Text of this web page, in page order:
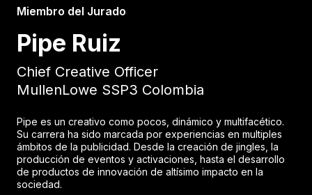
Miembro del Jurado
Pipe Ruiz
Chief Creative Officer
MullenLowe SSP3 Colombia
Pipe es un creativo como pocos, dinámico y multifacético.
Su carrera ha sido marcada por experiencias en multiples
ámbitos de la publicidad. Desde la creación de jingles, la
producción de eventos y activaciones, hasta el desarrollo
de productos de innovación de altísimo impacto en la
sociedad.